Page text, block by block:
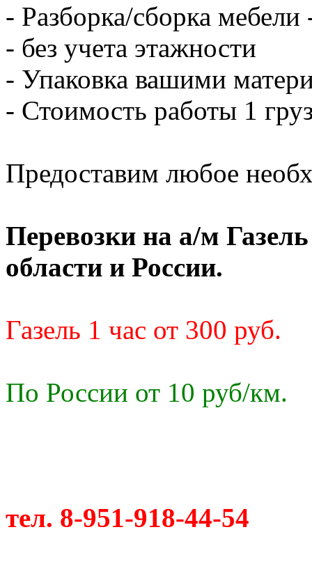
- Разборка/сборка мебели
- без учета этажности
- Упаковка вашими
- Стоимость работы 1
Предоставим любое
Перевозки на а/м
области и России.
Газель 1 час от 300 руб.
По России от 10 руб/км.
тел. 8-951-918-44-54